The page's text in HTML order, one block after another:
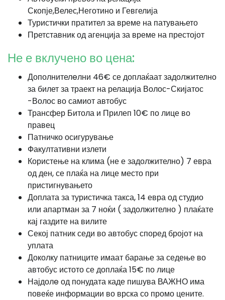
Скопје,Велес,Неготино и Гевгелија
Туристички пратител за време на патувањето
Претставник од агенција за време на престојот
Не е вклучено во цена:
Дополнителeлни 46€ се доплаќаат задолжително
за билет за траект на релација Волос-Скијатос
-Волос во самиот автобус
Трансфер Битола и Прилеп 10€ по лице во
правец
Патничко осигурување
Факултативни излети
Користење на клима (не е задолжително) 7 евра
од ден, се плаќа на лице место при
пристигнувањето
Доплата за туристичка такса, 14 евра од студио
или апартман за 7 ноќи ( задолжително ) плаќате
кај газдите на вилите
Секој патник седи во автобус според бројот на
уплата
Доколку патниците имаат барање за седење во
автобус истото се доплаќа 15€ по лице
Најдолe од понудата каде пишува ВАЖНО има
повеќе информации во врска со промо цените.